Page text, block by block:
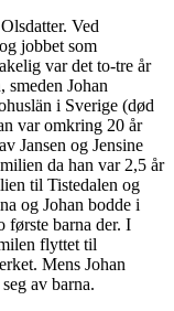
Ved
jobbet som
var det to-tre år
smeden Johan
i Sverige (død
var omkring 20 år
Jansen og Jensine
da han var 2,5 år
til Tistedalen og
og Johan bodde i
første barna der. I
flyttet til
Mens Johan
av barna.